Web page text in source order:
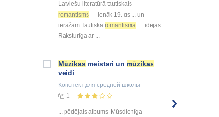
Latviešu literatūrā tautiskais
romantisms
ienāk 19. gs ... un
ieražām Tautiskā romantisma
idejas
Raksturīga ar ...
Mūzikas meistari un mūzikas
veidi
Конспект для средней школы
1
... pēdējais albums. Mūsdienīga